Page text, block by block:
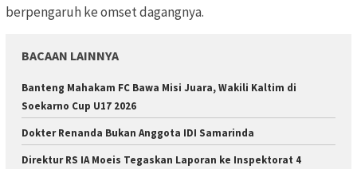
berpengaruh ke omset dagangnya.
BACAAN LAINNYA
Banteng Mahakam FC Bawa Misi Juara, Wakili Kaltim di
Soekarno Cup U17 2026
Dokter Renanda Bukan Anggota IDI Samarinda
Direktur RS IA Moeis Tegaskan Laporan ke Inspektorat 4